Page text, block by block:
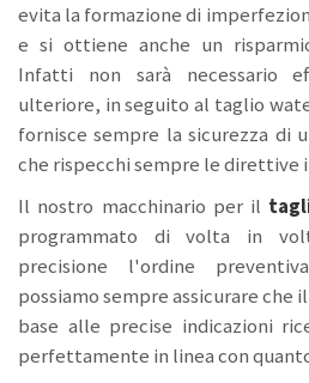
evita la formazione di
e si ottiene anche un
Infatti non sarà necessario
ulteriore, in seguito al taglio
fornisce sempre la sicurezza di
che rispecchi sempre le direttive
Il nostro macchinario per il
programmato di volta in
precisione l'ordine
possiamo sempre assicurare che
base alle precise indicazioni
perfettamente in linea con